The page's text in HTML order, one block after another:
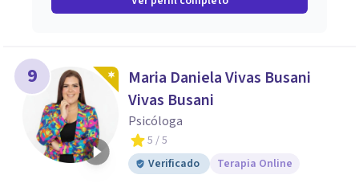
9
Maria Daniela Vivas Busani
Vivas Busani
Psicóloga
5 / 5
Verificado
Terapia Online